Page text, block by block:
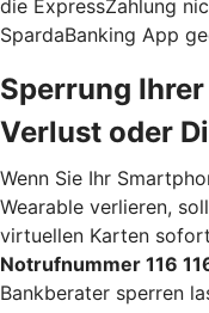
die ExpressZahlung
SpardaBanking App
Sperrung
Verlust oder
Wenn Sie Ihr
Wearable verlieren,
virtuellen Karten
Notrufnummer 116
Bankberater sperren